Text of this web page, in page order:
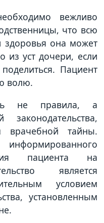
вежливо
что всю
она может
из уст дочери, если
Пациент
волю.
не правила, а
врачебной тайны.
пациента на
является
условием
установленным